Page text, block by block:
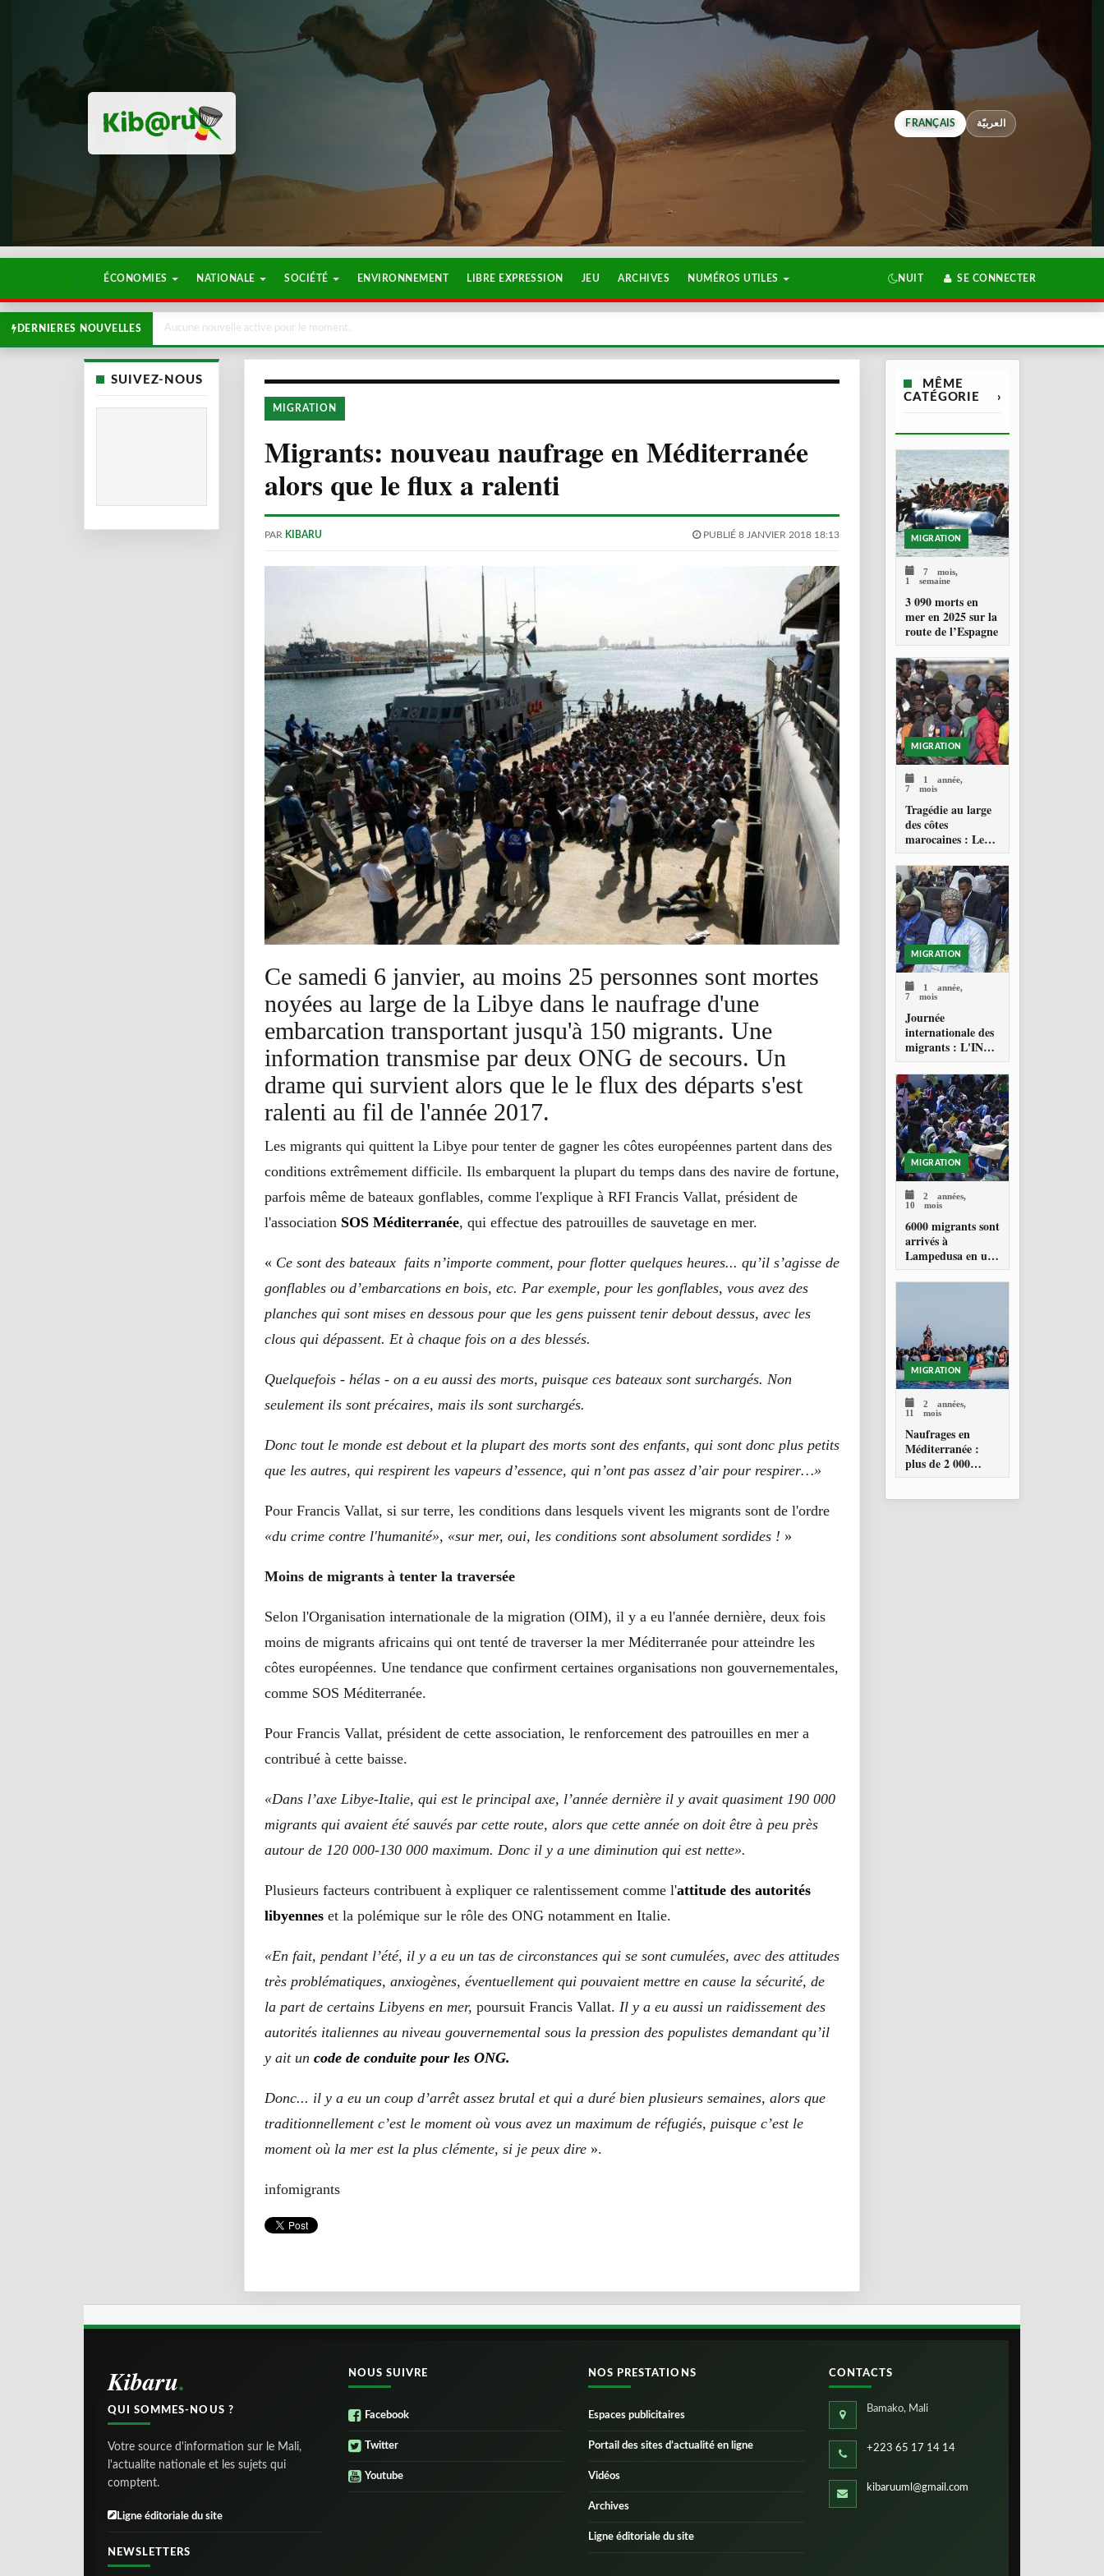
FRANÇAIS العربيّة
ÉCONOMIES NATIONALE SOCIÉTÉ ENVIRONNEMENT LIBRE EXPRESSION JEU ARCHIVES NUMÉROS UTILES NUIT SE CONNECTER
DERNIERES NOUVELLES Aucune nouvelle active pour le moment.
SUIVEZ-NOUS
MIGRATION
Migrants: nouveau naufrage en Méditerranée
alors que le flux a ralenti
PAR KIBARU PUBLIÉ 8 JANVIER 2018 18:13
Ce samedi 6 janvier, au moins 25 personnes sont mortes
noyées au large de la Libye dans le naufrage d'une
embarcation transportant jusqu'à 150 migrants. Une
information transmise par deux ONG de secours. Un
drame qui survient alors que le le flux des départs s'est
ralenti au fil de l'année 2017.
Les migrants qui quittent la Libye pour tenter de gagner les côtes européennes partent dans des
conditions extrêmement difficile. Ils embarquent la plupart du temps dans des navire de fortune,
parfois même de bateaux gonflables, comme l'explique à RFI Francis Vallat, président de
l'association SOS Méditerranée, qui effectue des patrouilles de sauvetage en mer.
« Ce sont des bateaux faits n’importe comment, pour flotter quelques heures... qu’il s’agisse de
gonflables ou d’embarcations en bois, etc. Par exemple, pour les gonflables, vous avez des
planches qui sont mises en dessous pour que les gens puissent tenir debout dessus, avec les
clous qui dépassent. Et à chaque fois on a des blessés.
Quelquefois - hélas - on a eu aussi des morts, puisque ces bateaux sont surchargés. Non
seulement ils sont précaires, mais ils sont surchargés.
Donc tout le monde est debout et la plupart des morts sont des enfants, qui sont donc plus petits
que les autres, qui respirent les vapeurs d’essence, qui n’ont pas assez d’air pour respirer…»
Pour Francis Vallat, si sur terre, les conditions dans lesquels vivent les migrants sont de l'ordre
«du crime contre l'humanité», «sur mer, oui, les conditions sont absolument sordides ! »
Moins de migrants à tenter la traversée
Selon l'Organisation internationale de la migration (OIM), il y a eu l'année dernière, deux fois
moins de migrants africains qui ont tenté de traverser la mer Méditerranée pour atteindre les
côtes européennes. Une tendance que confirment certaines organisations non gouvernementales,
comme SOS Méditerranée.
Pour Francis Vallat, président de cette association, le renforcement des patrouilles en mer a
contribué à cette baisse.
«Dans l’axe Libye-Italie, qui est le principal axe, l’année dernière il y avait quasiment 190 000
migrants qui avaient été sauvés par cette route, alors que cette année on doit être à peu près
autour de 120 000-130 000 maximum. Donc il y a une diminution qui est nette».
Plusieurs facteurs contribuent à expliquer ce ralentissement comme l'attitude des autorités
libyennes et la polémique sur le rôle des ONG notamment en Italie.
«En fait, pendant l’été, il y a eu un tas de circonstances qui se sont cumulées, avec des attitudes
très problématiques, anxiogènes, éventuellement qui pouvaient mettre en cause la sécurité, de
la part de certains Libyens en mer, poursuit Francis Vallat. Il y a eu aussi un raidissement des
autorités italiennes au niveau gouvernemental sous la pression des populistes demandant qu’il
y ait un code de conduite pour les ONG.
Donc... il y a eu un coup d’arrêt assez brutal et qui a duré bien plusieurs semaines, alors que
traditionnellement c’est le moment où vous avez un maximum de réfugiés, puisque c’est le
moment où la mer est la plus clémente, si je peux dire ».
infomigrants
MÊME
CATÉGORIE
›
MIGRATION
7 mois,
1 semaine
3 090 morts en
mer en 2025 sur la
route de l’Espagne
MIGRATION
1 année,
7 mois
Tragédie au large
des côtes
marocaines : Le
drame de la
migration
clandestine vers les
Canaries
MIGRATION
1 année,
7 mois
Journée
internationale des
migrants : L'INPS
PRÉSENT POUR
RÉAFFIRMER
SON
ENGAGEMENT
EN MATIÈRE DE
PROTECTION
DES PERSONNES
MIGRATION
2 années,
10 mois
6000 migrants sont
arrivés à
Lampedusa en une
seule journée
MIGRATION
2 années,
11 mois
Naufrages en
Méditerranée :
plus de 2 000
hommes, femmes
Kibaru
QUI SOMMES-NOUS ?
Votre source d'information sur le Mali,
l'actualite nationale et les sujets qui
comptent.
Ligne éditoriale du site
NEWSLETTERS
NOUS SUIVRE
Facebook
Twitter
Youtube
NOS PRESTATIONS
Espaces publicitaires
Portail des sites d’actualité en ligne
Vidéos
Archives
Ligne éditoriale du site
CONTACTS
Bamako, Mali
+223 65 17 14 14
kibaruuml@gmail.com